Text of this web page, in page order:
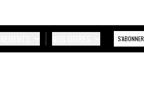
S'ABONNER